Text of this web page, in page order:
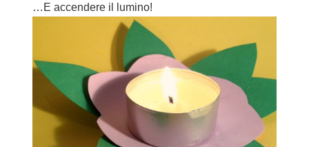
…E accendere il lumino!